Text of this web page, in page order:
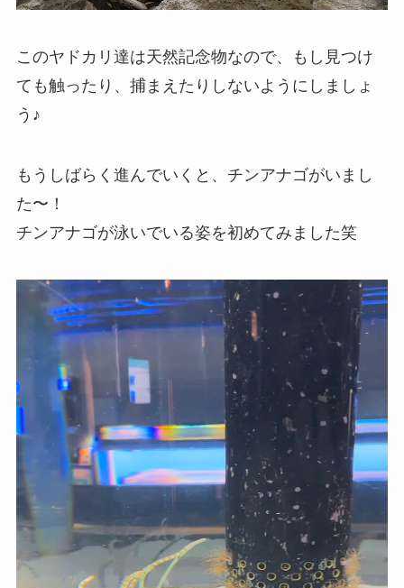
このヤドカリ達は天然記念物なので、もし見つけ
ても触ったり、捕まえたりしないようにしましょ
う♪
もうしばらく進んでいくと、チンアナゴがいまし
た〜！
チンアナゴが泳いでいる姿を初めてみました笑